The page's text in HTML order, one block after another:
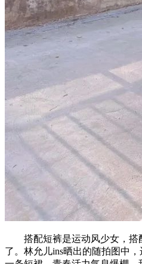
搭配短裤是运动风少女，搭
了。林允儿ins晒出的随拍图中